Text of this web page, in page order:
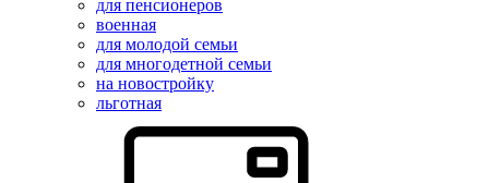
для пенсионеров
военная
для молодой семьи
для многодетной семьи
на новостройку
льготная